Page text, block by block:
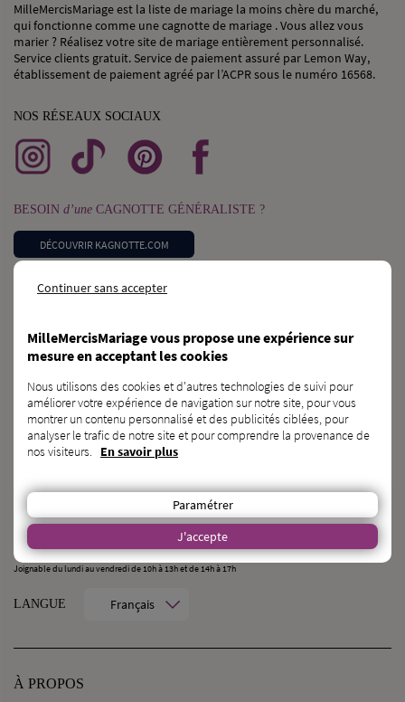
MilleMercisMariage est la liste de mariage la moins chère du marché,
qui fonctionne comme une cagnotte de mariage . Vous allez vous
marier ? Réalisez votre site de mariage entièrement personnalisé.
Service clients gratuit. Service de paiement assuré par Lemon Way,
établissement de paiement agréé par l’ACPR sous le numéro 16568.
NOS RÉSEAUX SOCIAUX
BESOIN d’une CAGNOTTE GÉNÉRALISTE ?
DÉCOUVRIR KAGNOTTE.COM
PROFESSIONNELduMARIAGE ?
PARLEZ-LEUR DE NOUS !
CONTACT
MilleMercisMariage - Société M Pour Toujours :
21, Rue Mercière - 69002 Lyon
contact@millemercismariage.com
0 806 110 405(Service gratuit hors coût opérateur)
Joignable du lundi au vendredi de 10h à 13h et de 14h à 17h
LANGUE Français
À PROPOS
Continuer sans accepter
MilleMercisMariage vous propose une expérience sur
mesure en acceptant les cookies
Nous utilisons des cookies et d'autres technologies de suivi pour
améliorer votre expérience de navigation sur notre site, pour vous
montrer un contenu personnalisé et des publicités ciblées, pour
analyser le trafic de notre site et pour comprendre la provenance de
nos visiteurs. En savoir plus
Paramétrer
J'accepte